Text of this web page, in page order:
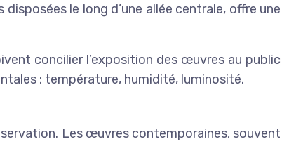
le long d’une allée centrale, offre une
concilier l’exposition des œuvres au public
: température, humidité, luminosité.
Les œuvres contemporaines, souvent